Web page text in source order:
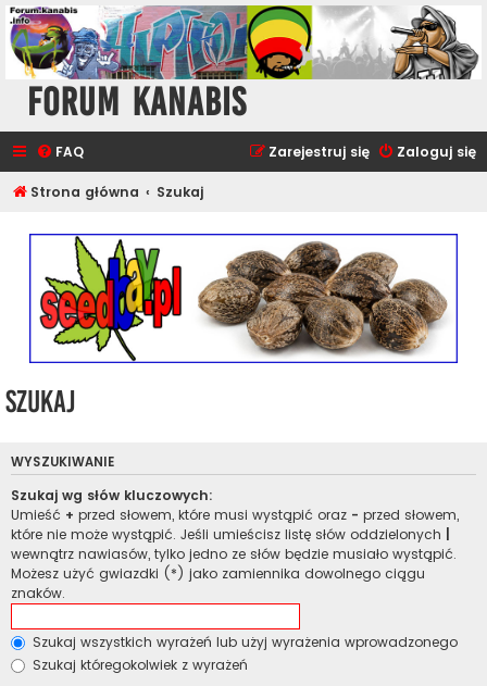
Forum Kanabis
FAQ Zaloguj się
Zarejestruj się
Strona główna Szukaj
Szukaj
WYSZUKIWANIE
Szukaj wg słów kluczowych:
Umieść + przed słowem, które musi wystąpić oraz - przed słowem,
które nie może wystąpić. Jeśli umieścisz listę słów oddzielonych
wewnątrz nawiasów, tylko jedno ze słów będzie musiało wystąpić.
Możesz użyć gwiazdki (*) jako zamiennika dowolnego ciągu
znaków.
Szukaj wszystkich wyrażeń lub użyj wyrażenia wprowadzonego
Szukaj któregokolwiek z wyrażeń